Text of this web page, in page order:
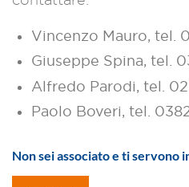
Vincenzo Mauro, tel.
Giuseppe Spina, tel.
Alfredo Parodi, tel.
Paolo Boveri, tel.
Non sei associato e ti servono